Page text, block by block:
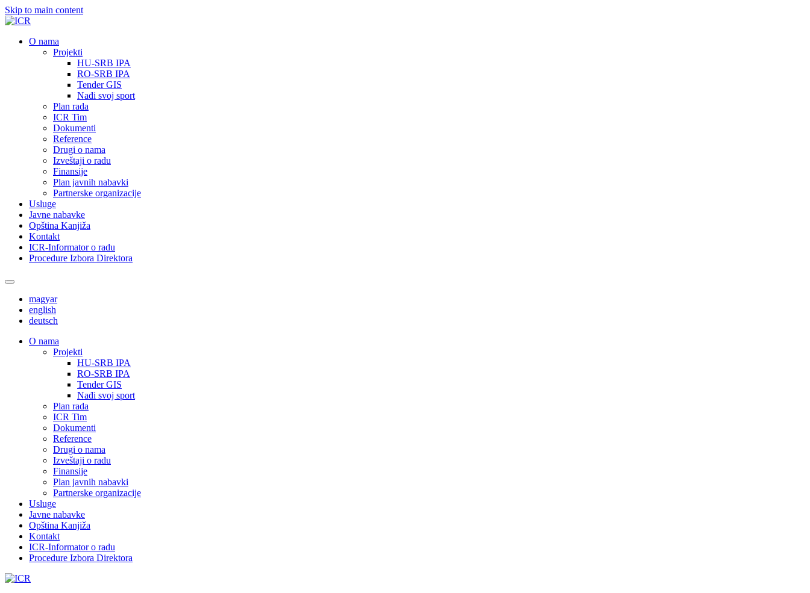
Skip to main content
О nama
Projekti
HU-SRB IPA
RO-SRB IPA
Tender GIS
Nađi svoj sport
Plan rada
ICR Tim
Dokumenti
Reference
Drugi o nama
Izveštaji o radu
Finansije
Plan javnih nabavki
Partnerske organizacije
Usluge
Javne nabavke
Opština Kanjiža
Kontakt
ICR-Informator o radu
Procedure Izbora Direktora
magyar
english
deutsch
О nama
Projekti
HU-SRB IPA
RO-SRB IPA
Tender GIS
Nađi svoj sport
Plan rada
ICR Tim
Dokumenti
Reference
Drugi o nama
Izveštaji o radu
Finansije
Plan javnih nabavki
Partnerske organizacije
Usluge
Javne nabavke
Opština Kanjiža
Kontakt
ICR-Informator o radu
Procedure Izbora Direktora